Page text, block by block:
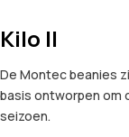
Kilo II
De Montec beanies
basis ontworpen om
seizoen.